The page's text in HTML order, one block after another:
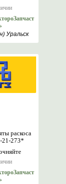
Уральск
раскоса
21-273*